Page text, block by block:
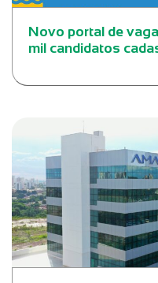
Novo portal de
mil candidatos